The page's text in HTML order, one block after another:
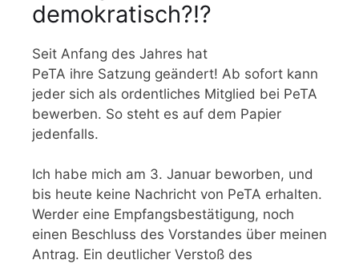
demokratisch?!?
Seit Anfang des Jahres hat
PeTA ihre Satzung geändert! Ab sofort kann
jeder sich als ordentliches Mitglied bei PeTA
bewerben. So steht es auf dem Papier
jedenfalls.
Ich habe mich am 3. Januar beworben, und
bis heute keine Nachricht von PeTA erhalten.
Werder eine Empfangsbestätigung, noch
einen Beschluss des Vorstandes über meinen
Antrag. Ein deutlicher Verstoß des